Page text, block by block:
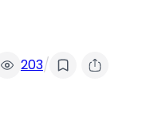
203/